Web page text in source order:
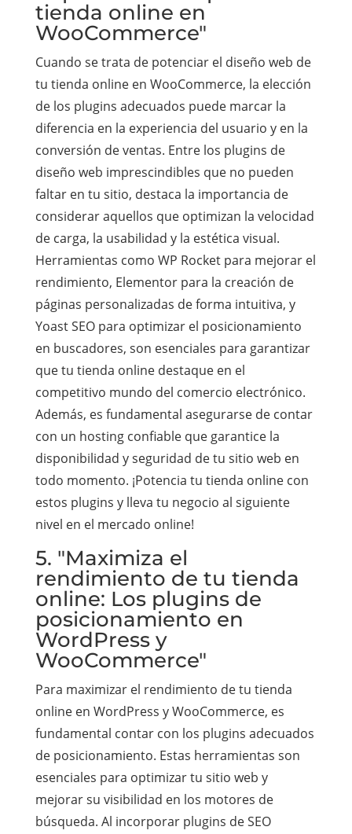
tienda online en
WooCommerce"
Cuando se trata de potenciar el diseño web de
tu tienda online en WooCommerce, la elección
de los plugins adecuados puede marcar la
diferencia en la experiencia del usuario y en la
conversión de ventas. Entre los plugins de
diseño web imprescindibles que no pueden
faltar en tu sitio, destaca la importancia de
considerar aquellos que optimizan la velocidad
de carga, la usabilidad y la estética visual.
Herramientas como WP Rocket para mejorar el
rendimiento, Elementor para la creación de
páginas personalizadas de forma intuitiva, y
Yoast SEO para optimizar el posicionamiento
en buscadores, son esenciales para garantizar
que tu tienda online destaque en el
competitivo mundo del comercio electrónico.
Además, es fundamental asegurarse de contar
con un hosting confiable que garantice la
disponibilidad y seguridad de tu sitio web en
todo momento. ¡Potencia tu tienda online con
estos plugins y lleva tu negocio al siguiente
nivel en el mercado online!
5. "Maximiza el
rendimiento de tu tienda
online: Los plugins de
posicionamiento en
WordPress y
WooCommerce"
Para maximizar el rendimiento de tu tienda
online en WordPress y WooCommerce, es
fundamental contar con los plugins adecuados
de posicionamiento. Estas herramientas son
esenciales para optimizar tu sitio web y
mejorar su visibilidad en los motores de
búsqueda. Al incorporar plugins de SEO